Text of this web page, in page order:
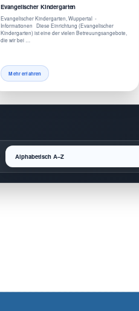
Evangelischer Kindergarten
Evangelischer Kindergarten, Wuppertal -
Informationen Diese Einrichtung (Evangelischer
Kindergarten) ist eine der vielen Betreuungsangebote,
die wir bei …
Mehr erfahren